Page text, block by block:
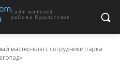
Сайт жителей
района Крылатское
мастер-класс сотрудники парка